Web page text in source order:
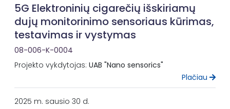
5G Elektroninių cigarečių išskiriamų
dujų monitorinimo sensoriaus kūrimas,
testavimas ir vystymas
08-006-K-0004
Projekto vykdytojas: UAB "Nano sensorics"
Plačiau
2025 m. sausio 30 d.